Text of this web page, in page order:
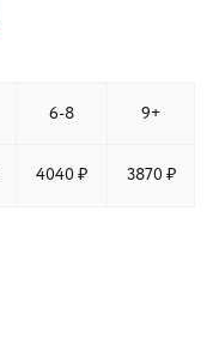
6-8 9+
4040 ₽ 3870 ₽